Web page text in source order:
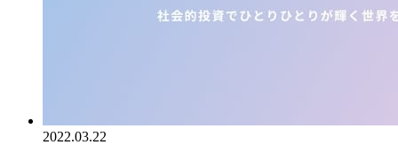
2022.03.22